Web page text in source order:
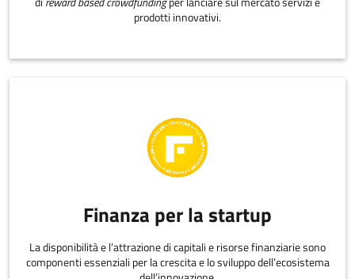
prodotti innovativi.
Finanza per la startup
La disponibilità e l’attrazione di capitali e risorse finanziarie sono
componenti essenziali per la crescita e lo sviluppo dell’ecosistema